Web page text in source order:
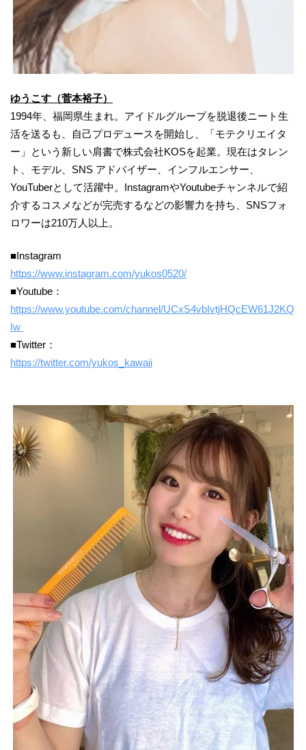
ゆうこす（菅本裕子）
1994年、福岡県生まれ。アイドルグループを脱退後ニート生
活を送るも、自己プロデュースを開始し、「モテクリエイタ
ー」という新しい肩書で株式会社KOSを起業。現在はタレン
ト、モデル、SNS アドバイザー、インフルエンサー、
YouTuberとして活躍中。InstagramやYoutubeチャンネルで紹
介するコスメなどが完売するなどの影響力を持ち、SNSフォ
ロワーは210万人以上。
■Instagram
https://www.instagram.com/yukos0520/
■Youtube：
https://www.youtube.com/channel/UCxS4vbIvtjHQcEW61J2KQ
Iw
■Twitter：
https://twitter.com/yukos_kawaii